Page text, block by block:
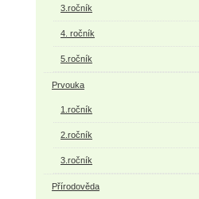
3.ročník
4. ročník
5.ročník
Prvouka
1.ročník
2.ročník
3.ročník
Přírodověda